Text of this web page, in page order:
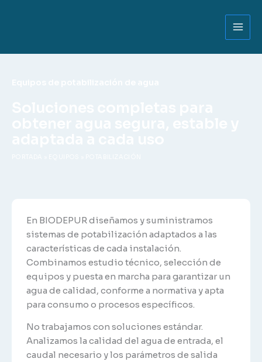
En BIODEPUR diseñamos y suministramos
sistemas de potabilización adaptados a las
características de cada instalación.
Combinamos estudio técnico, selección de
equipos y puesta en marcha para garantizar un
agua de calidad, conforme a normativa y apta
para consumo o procesos específicos.
No trabajamos con soluciones estándar.
Analizamos la calidad del agua de entrada, el
caudal necesario y los parámetros de salida